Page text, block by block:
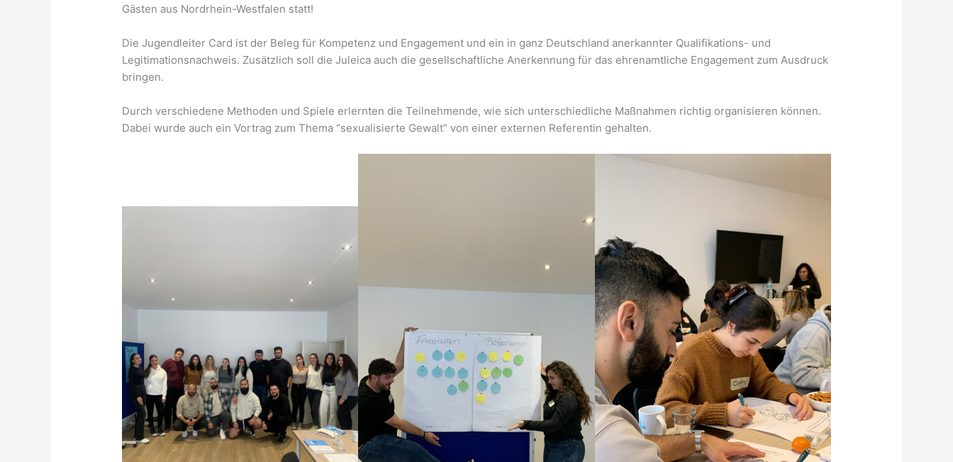
Gästen aus Nordrhein-Westfalen statt!
Die Jugendleiter Card ist der Beleg für Kompetenz und Engagement und ein in ganz Deutschland anerkannter Qualifikations- und
Legitimationsnachweis. Zusätzlich soll die Juleica auch die gesellschaftliche Anerkennung für das ehrenamtliche Engagement zum Ausdruck
bringen.
Durch verschiedene Methoden und Spiele erlernten die Teilnehmende, wie sich unterschiedliche Maßnahmen richtig organisieren können.
Dabei wurde auch ein Vortrag zum Thema “sexualisierte Gewalt” von einer externen Referentin gehalten.